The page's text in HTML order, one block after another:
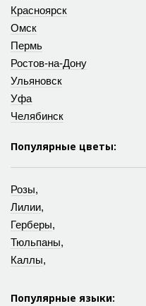
Красноярск
Омск
Пермь
Ростов-на-Дону
Ульяновск
Уфа
Челябинск
Популярные цветы:
Розы,
Лилии,
Герберы,
Тюльпаны,
Каллы,
Популярные языки: